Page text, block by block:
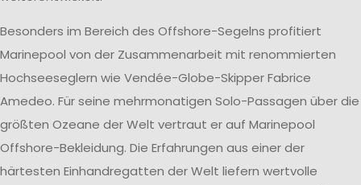
Besonders im Bereich des Offshore-Segelns profitiert
Marinepool von der Zusammenarbeit mit renommierten
Hochseeseglern wie Vendée-Globe-Skipper Fabrice
Amedeo. Für seine mehrmonatigen Solo-Passagen über die
größten Ozeane der Welt vertraut er auf Marinepool
Offshore-Bekleidung. Die Erfahrungen aus einer der
härtesten Einhandregatten der Welt liefern wertvolle